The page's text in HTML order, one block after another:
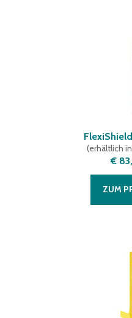
(erhältlich
€
ZUM